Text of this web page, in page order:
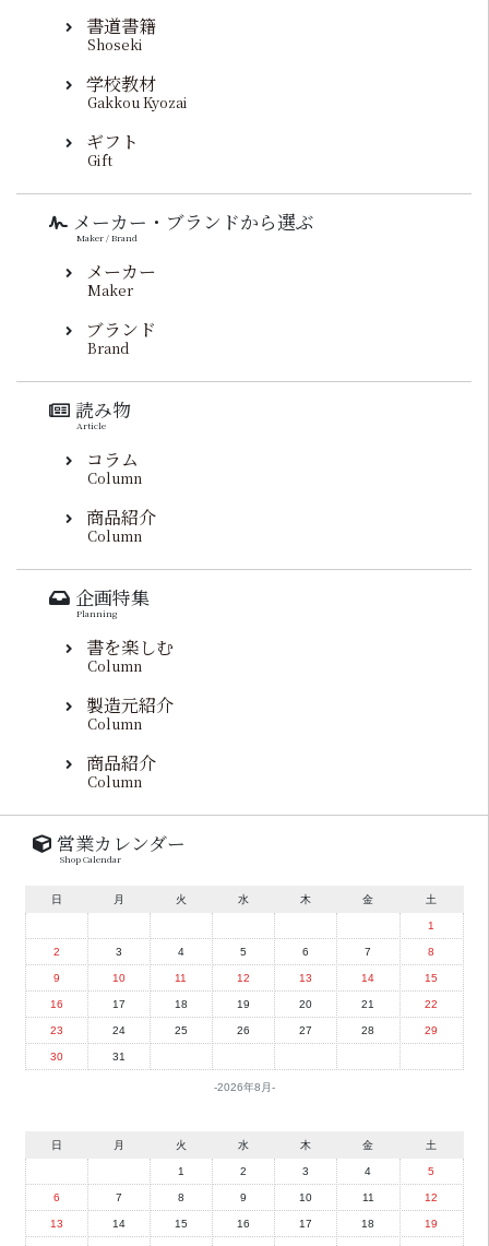
書道書籍
Shoseki
学校教材
Gakkou Kyozai
ギフト
Gift
メーカー・ブランドから選ぶ
Maker / Brand
メーカー
Maker
ブランド
Brand
読み物
Article
コラム
Column
商品紹介
Column
企画特集
Planning
書を楽しむ
Column
製造元紹介
Column
商品紹介
Column
営業カレンダー
Shop Calendar
2026年8月
日 月 火 水 木 金 土
1
2 3 4 5 6 7 8
9 10 11 12 13 14 15
16 17 18 19 20 21 22
23 24 25 26 27 28 29
30 31
日 月 火 水 木 金 土
1 2 3 4 5
6 7 8 9 10 11 12
13 14 15 16 17 18 19